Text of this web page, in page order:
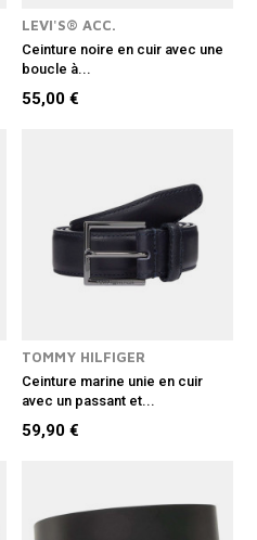
LEVI'S® ACC.
Ceinture noire en cuir avec une
boucle à...
55,00 €
TOMMY HILFIGER
Ceinture marine unie en cuir
avec un passant et...
59,90 €